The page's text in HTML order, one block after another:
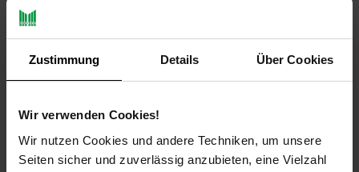
Zustimmung Details Über Cookies
Wir verwenden Cookies!
Wir nutzen Cookies und andere Techniken, um unsere
Seiten sicher und zuverlässig anzubieten, eine Vielzahl
PAYBACK